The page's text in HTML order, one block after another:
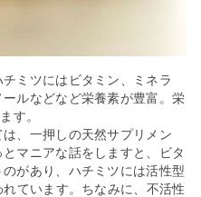
ミツにはビタミン、ミネラ
ルなどなど栄養素が豊富。栄
す。
、一押しの天然サプリメン
マニアな話をしますと、ビタ
があり、ハチミツには活性型
ています。ちなみに、不活性